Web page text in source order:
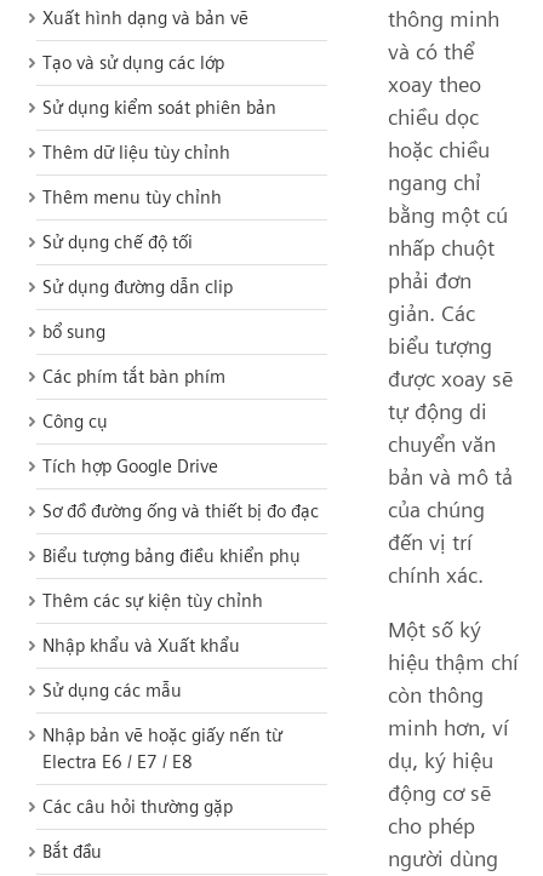
Xuất hình dạng và bản vẽ
Tạo và sử dụng các lớp
Sử dụng kiểm soát phiên bản
Thêm dữ liệu tùy chỉnh
Thêm menu tùy chỉnh
Sử dụng chế độ tối
Sử dụng đường dẫn clip
bổ sung
Các phím tắt bàn phím
Công cụ
Tích hợp Google Drive
Sơ đồ đường ống và thiết bị đo đạc
Biểu tượng bảng điều khiển phụ
Thêm các sự kiện tùy chỉnh
Nhập khẩu và Xuất khẩu
Sử dụng các mẫu
Nhập bản vẽ hoặc giấy nến từ
Electra E6 / E7 / E8
Các câu hỏi thường gặp
Bắt đầu
thông minh
và có thể
xoay theo
chiều dọc
hoặc chiều
ngang chỉ
bằng một cú
nhấp chuột
phải đơn
giản. Các
biểu tượng
được xoay sẽ
tự động di
chuyển văn
bản và mô tả
của chúng
đến vị trí
chính xác.
Một số ký
hiệu thậm chí
còn thông
minh hơn, ví
dụ, ký hiệu
động cơ sẽ
cho phép
người dùng